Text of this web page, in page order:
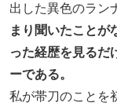
出した異色のラン
まり聞いたことが
った経歴を見るだ
ーである。
私が帯刀のことを